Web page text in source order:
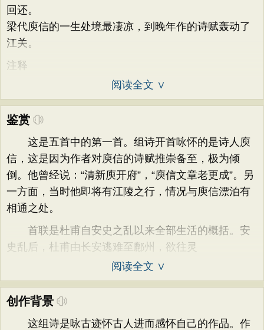
回还。
梁代庾信的一生处境最凄凉，到晚年作的诗赋轰动了
江关。
注释
阅读全文 ∨
鉴赏
这是五首中的第一首。组诗开首咏怀的是诗人庾
信，这是因为作者对庾信的诗赋推崇备至，极为倾
倒。他曾经说：“清新庾开府”，“庾信文章老更成”。另
一方面，当时他即将有江陵之行，情况与庾信漂泊有
相通之处。
首联是杜甫自安史之乱以来全部生活的概括。安
史乱后，杜甫由长安逃难至鄜州，欲往灵
阅读全文 ∨
创作背景
这组诗是咏古迹怀古人进而感怀自己的作品。作